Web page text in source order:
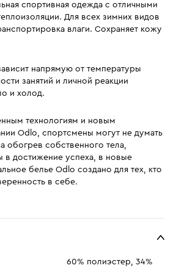
спортивная одежда с отличными
Для всех зимних видов
влаги. Сохраняет кожу
напрямую от температуры
занятий и личной реакции
и холод.
технологиям и новым
Odlo, спортсмены могут не думать
обогрев собственного тела,
в достижение успеха, в новые
белье Odlo создано для тех, кто
в себе.
60% полиэстер, 34%